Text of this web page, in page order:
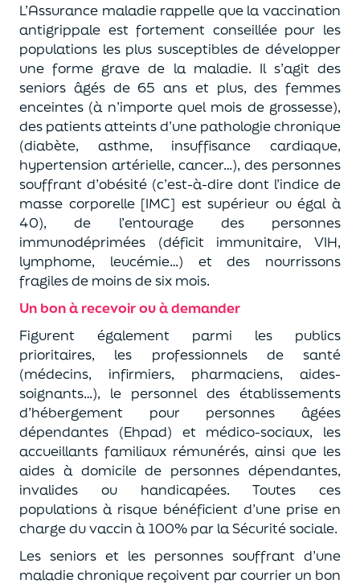
L’Assurance maladie rappelle que la vaccination
antigrippale est fortement conseillée pour les
populations les plus susceptibles de développer
une forme grave de la maladie. Il s’agit des
seniors âgés de 65 ans et plus, des femmes
enceintes (à n’importe quel mois de grossesse),
des patients atteints d’une pathologie chronique
(diabète, asthme, insuffisance cardiaque,
hypertension artérielle, cancer…), des personnes
souffrant d’obésité (c’est-à-dire dont l’indice de
masse corporelle [IMC] est supérieur ou égal à
40), de l’entourage des personnes
immunodéprimées (déficit immunitaire, VIH,
lymphome, leucémie…) et des nourrissons
fragiles de moins de six mois.
Un bon à recevoir ou à demander
Figurent également parmi les publics
prioritaires, les professionnels de santé
(médecins, infirmiers, pharmaciens, aides-
soignants…), le personnel des établissements
d’hébergement pour personnes âgées
dépendantes (Ehpad) et médico-sociaux, les
accueillants familiaux rémunérés, ainsi que les
aides à domicile de personnes dépendantes,
invalides ou handicapées. Toutes ces
populations à risque bénéficient d’une prise en
charge du vaccin à 100% par la Sécurité sociale.
Les seniors et les personnes souffrant d’une
maladie chronique reçoivent par courrier un bon